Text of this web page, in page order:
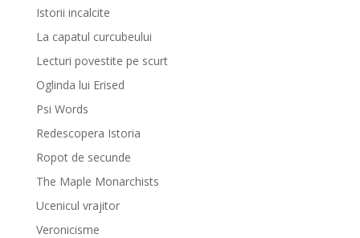
Istorii incalcite
La capatul curcubeului
Lecturi povestite pe scurt
Oglinda lui Erised
Psi Words
Redescopera Istoria
Ropot de secunde
The Maple Monarchists
Ucenicul vrajitor
Veronicisme